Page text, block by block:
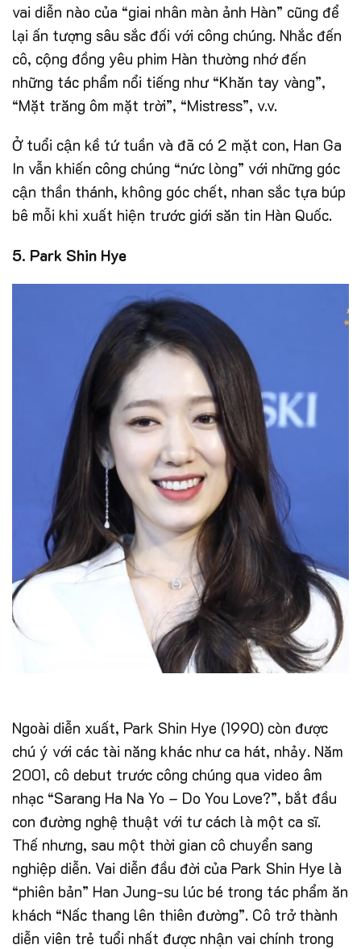
vai diễn nào của “giai nhân màn ảnh Hàn” cũng để
lại ấn tượng sâu sắc đối với công chúng. Nhắc đến
cô, cộng đồng yêu phim Hàn thường nhớ đến
những tác phẩm nổi tiếng như “Khăn tay vàng”,
“Mặt trăng ôm mặt trời”, “Mistress”, v.v.
Ở tuổi cận kề tứ tuần và đã có 2 mặt con, Han Ga
In vẫn khiến công chúng “nức lòng” với những góc
cận thần thánh, không góc chết, nhan sắc tựa búp
bê mỗi khi xuất hiện trước giới săn tin Hàn Quốc.
5. Park Shin Hye
Ngoài diễn xuất, Park Shin Hye (1990) còn được
chú ý với các tài năng khác như ca hát, nhảy. Năm
2001, cô debut trước công chúng qua video âm
nhạc “Sarang Ha Na Yo – Do You Love?”, bắt đầu
con đường nghệ thuật với tư cách là một ca sĩ.
Thế nhưng, sau một thời gian cô chuyển sang
nghiệp diễn. Vai diễn đầu đời của Park Shin Hye là
“phiên bản” Han Jung-su lúc bé trong tác phẩm ăn
khách “Nấc thang lên thiên đường”. Cô trở thành
diễn viên trẻ tuổi nhất được nhận vai chính trong